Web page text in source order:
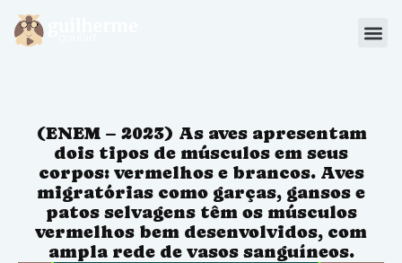
Sou Aluno
(ENEM – 2023) As aves apresentam
dois tipos de músculos em seus
corpos: vermelhos e brancos. Aves
migratórias como garças, gansos e
patos selvagens têm os músculos
vermelhos bem desenvolvidos, com
ampla rede de vasos sanguíneos.